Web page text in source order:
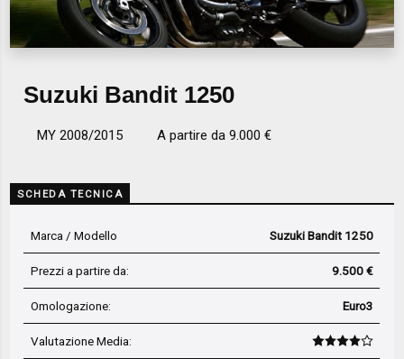
Suzuki Bandit 1250
MY 2008/2015 A partire da 9.000 €
SCHEDA TECNICA
Marca / Modello Suzuki Bandit 1250
Prezzi a partire da: 9.500 €
Omologazione: Euro3
Valutazione Media: